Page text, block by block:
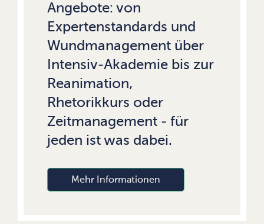
Angebote: von
Expertenstandards und
Wundmanagement über
Intensiv-Akademie bis zur
Reanimation,
Rhetorikkurs oder
Zeitmanagement - für
jeden ist was dabei.
Mehr Informationen